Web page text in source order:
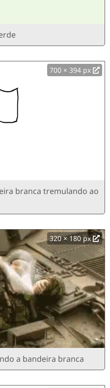
700 × 394 px
branca tremulando ao
320 × 180 px
a bandeira branca